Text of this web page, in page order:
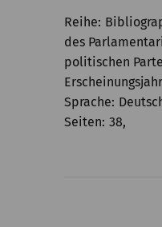
Reihe
des
politischen
Erscheinungsjahr
Sprache
Seiten 38